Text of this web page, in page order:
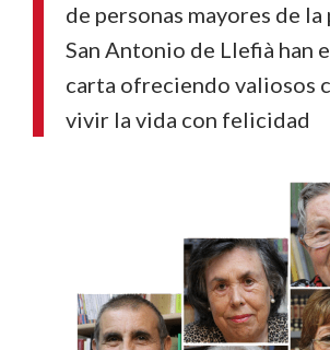
de personas mayores de
San Antonio de Llefià han
carta ofreciendo valiosos
vivir la vida con felicidad